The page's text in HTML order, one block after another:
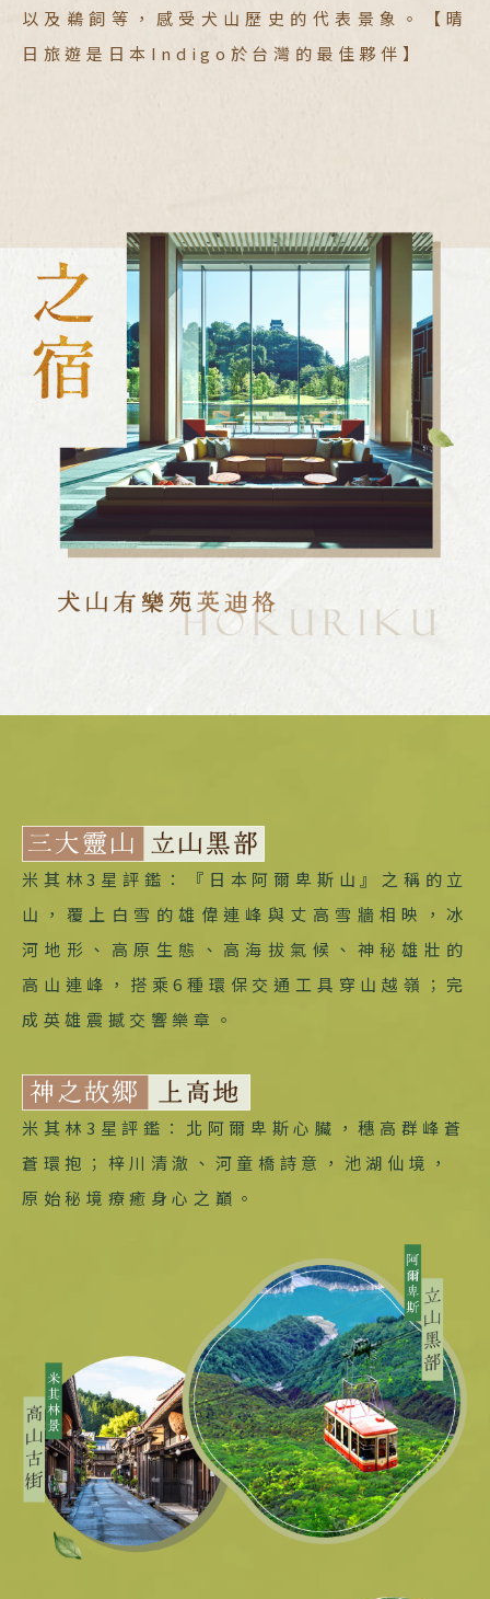
以及鵜飼等，感受犬山歷史的代表景象。【晴
日旅遊是日本Indigo於台灣的最佳夥伴】
米其林3星評鑑：『日本阿爾卑斯山』之稱的立
山，覆上白雪的雄偉連峰與丈高雪牆相映，冰
河地形、高原生態、高海拔氣候、神秘雄壯的
高山連峰，搭乘6種環保交通工具穿山越嶺；完
成英雄震撼交響樂章。
米其林3星評鑑：北阿爾卑斯心臟，穗高群峰蒼
蒼環抱；梓川清澈、河童橋詩意，池湖仙境，
原始秘境療癒身心之巔。